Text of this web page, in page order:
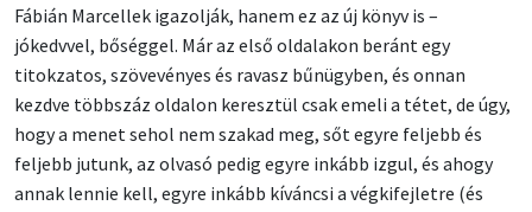
Fábián Marcellek igazolják, hanem ez az új könyv is –
jókedvvel, bőséggel. Már az első oldalakon beránt egy
titokzatos, szövevényes és ravasz bűnügyben, és onnan
kezdve többszáz oldalon keresztül csak emeli a tétet, de úgy,
hogy a menet sehol nem szakad meg, sőt egyre feljebb és
feljebb jutunk, az olvasó pedig egyre inkább izgul, és ahogy
annak lennie kell, egyre inkább kíváncsi a végkifejletre (és